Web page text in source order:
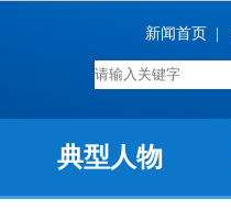
新闻首页
典型人物